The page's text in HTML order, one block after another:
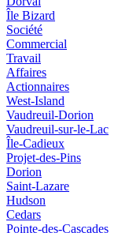
Île Bizard
Société
Commercial
Travail
Affaires
Actionnaires
West-Island
Vaudreuil-Dorion
Vaudreuil-sur-le-Lac
Île-Cadieux
Projet-des-Pins
Dorion
Saint-Lazare
Hudson
Cedars
Pointe-des-Cascades